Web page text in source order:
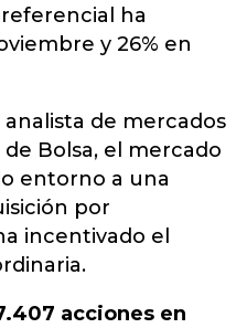
ha
y 26% en
de mercados
Bolsa, el mercado
entorno a una
por
incentivado el
acciones en